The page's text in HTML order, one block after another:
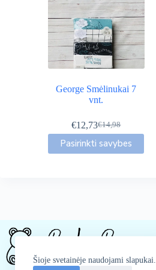
Šioje svetainėje naudojami slapukai.
George Smėlinukai 7
vnt.
€14,98
Original
price
€12,73Current
price
Pasirinkti savybes
This
product
chosen
the